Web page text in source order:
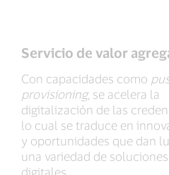
Servicio de valor
Con capacidades como
provisioning, se acelera la
digitalización de las
lo cual se traduce en
y oportunidades que dan
una variedad de soluciones
digitales.